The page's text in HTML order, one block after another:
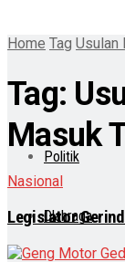
Politik
Olahraga
Home Tag Usulan
Tag:
Masuk
Nasional
Legislator